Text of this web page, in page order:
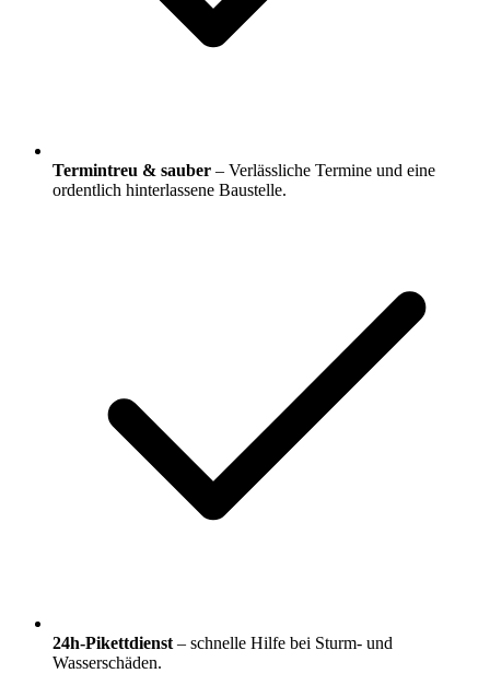
Termintreu & sauber – Verlässliche Termine und eine
ordentlich hinterlassene Baustelle.
24h-Pikettdienst – schnelle Hilfe bei Sturm- und
Wasserschäden.